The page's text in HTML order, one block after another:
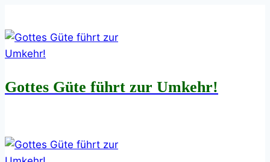
Inhalt
springen
Gottes Güte führt zur Umkehr!